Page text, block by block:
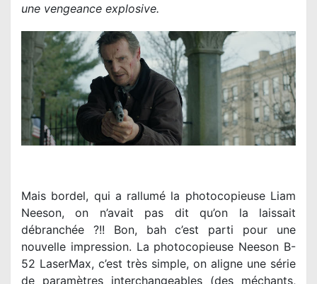
une vengeance explosive.
Mais bordel, qui a rallumé la photocopieuse Liam
Neeson, on n’avait pas dit qu’on la laissait
débranchée ?!! Bon, bah c’est parti pour une
nouvelle impression. La photocopieuse Neeson B-
52 LaserMax, c’est très simple, on aligne une série
de paramètres interchangeables (des méchants,